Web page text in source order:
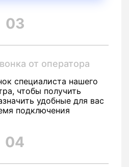
03
от оператора
специалиста нашего
чтобы получить
удобные для вас
подключения
04